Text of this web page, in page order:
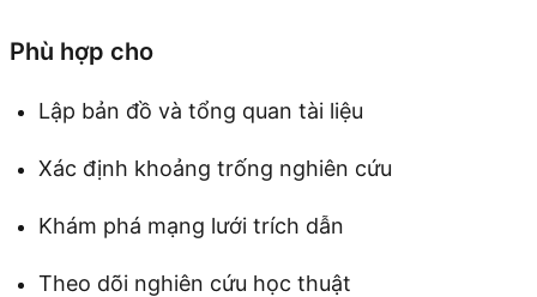
Phù hợp cho
Lập bản đồ và tổng quan tài liệu
Xác định khoảng trống nghiên cứu
Khám phá mạng lưới trích dẫn
Theo dõi nghiên cứu học thuật